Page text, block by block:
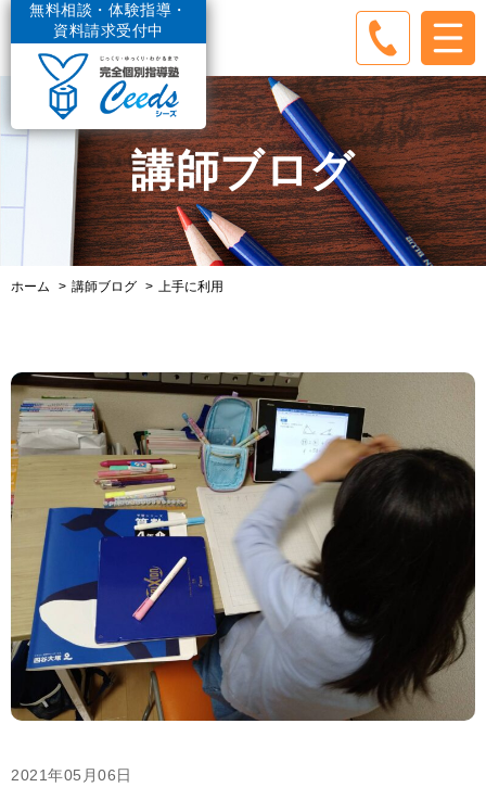
無料相談・体験指導・
資料請求受付中
講師ブログ
ホーム 講師ブログ 上手に利用
2021年05月06日